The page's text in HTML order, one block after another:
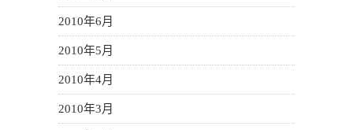
2010年6月
2010年5月
2010年4月
2010年3月